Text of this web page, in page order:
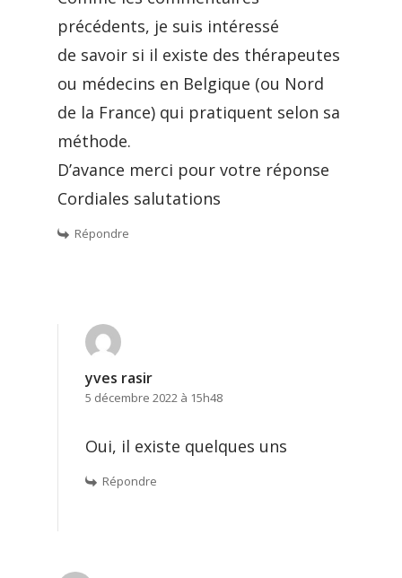
précédents, je suis intéressé
de savoir si il existe des thérapeutes
ou médecins en Belgique (ou Nord
de la France) qui pratiquent selon sa
méthode.
D’avance merci pour votre réponse
Cordiales salutations
Répondre
yves rasir
5 décembre 2022 à 15h48
Oui, il existe quelques uns
Répondre